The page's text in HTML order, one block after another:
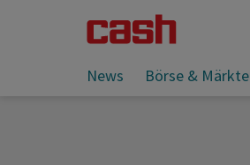
News Börse & Märkte
Sie lesen: